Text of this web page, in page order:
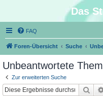
Das
FAQ
Foren-Übersicht Suche
Unbeantwortete
Zur erweiterten Suche